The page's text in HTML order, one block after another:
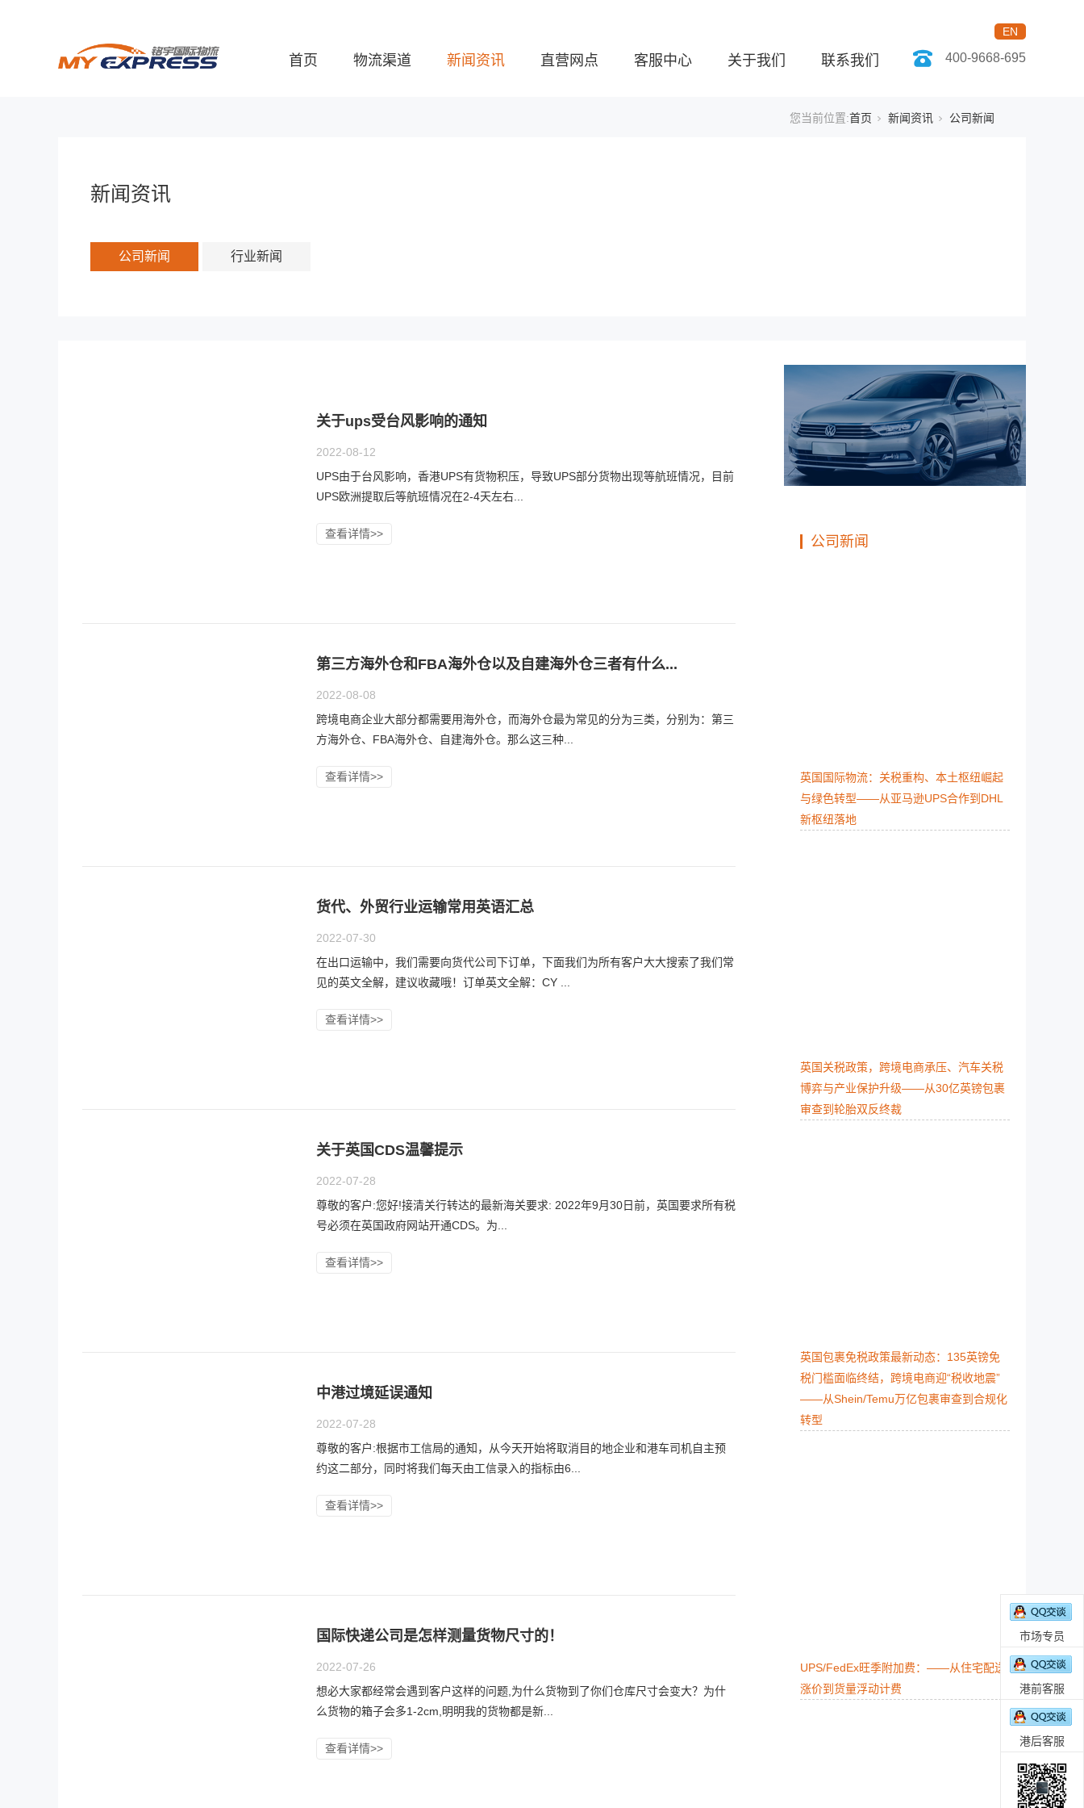
首页 物流渠道 新闻资讯 直营网点 客服中心 关于我们 联系我们
EN
400-9668-695
您当前位置:首页 新闻资讯 公司新闻
新闻资讯
公司新闻 行业新闻
关于ups受台风影响的通知
2022-08-12
UPS由于台风影响，香港UPS有货物积压，导致UPS部分货物出现等航班情况，目前
UPS欧洲提取后等航班情况在2-4天左右...
查看详情>>
第三方海外仓和FBA海外仓以及自建海外仓三者有什么...
2022-08-08
跨境电商企业大部分都需要用海外仓，而海外仓最为常见的分为三类，分别为：第三
方海外仓、FBA海外仓、自建海外仓。那么这三种...
查看详情>>
货代、外贸行业运输常用英语汇总
2022-07-30
在出口运输中，我们需要向货代公司下订单，下面我们为所有客户大大搜索了我们常
见的英文全解，建议收藏哦！订单英文全解：CY ...
查看详情>>
关于英国CDS温馨提示
2022-07-28
尊敬的客户:您好!接清关行转达的最新海关要求: 2022年9月30日前，英国要求所有税
号必须在英国政府网站开通CDS。为...
查看详情>>
中港过境延误通知
2022-07-28
尊敬的客户:根据市工信局的通知，从今天开始将取消目的地企业和港车司机自主预
约这二部分，同时将我们每天由工信录入的指标由6...
查看详情>>
国际快递公司是怎样测量货物尺寸的！
2022-07-26
想必大家都经常会遇到客户这样的问题,为什么货物到了你们仓库尺寸会变大？为什
么货物的箱子会多1-2cm,明明我的货物都是新...
查看详情>>
公司新闻
英国国际物流：关税重构、本土枢纽崛起
与绿色转型​——从亚马逊UPS合作到DHL
新枢纽落地
英国关税政策，跨境电商承压、汽车关税
博弈与产业保护升级​——从30亿英镑包裹
审查到轮胎双反终裁
英国包裹免税政策最新动态：135英镑免
税门槛面临终结，跨境电商迎“税收地震”​​
——从Shein/Temu万亿包裹审查到合规化
转型
UPS/FedEx旺季附加费：——从住宅配送
涨价到货量浮动计费
市场专员
港前客服
港后客服